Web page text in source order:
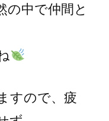
の中で仲間と
すので、疲